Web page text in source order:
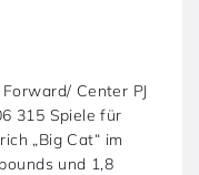
Center PJ
315 Spiele für
„Big Cat“ im
und 1,8